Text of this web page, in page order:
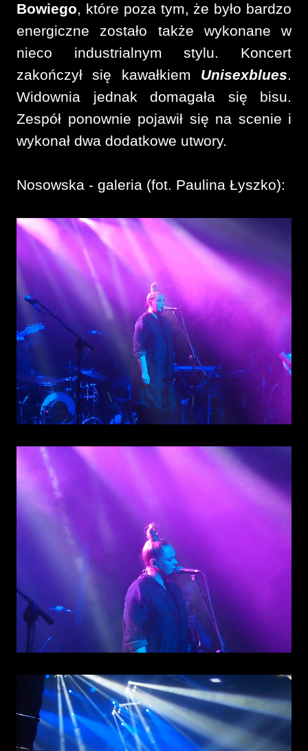
Bowiego, które poza tym, że było bardzo
energiczne zostało także wykonane w
nieco industrialnym stylu. Koncert
zakończył się kawałkiem Unisexblues.
Widownia jednak domagała się bisu.
Zespół ponownie pojawił się na scenie i
wykonał dwa dodatkowe utwory.
Nosowska - galeria (fot. Paulina Łyszko):